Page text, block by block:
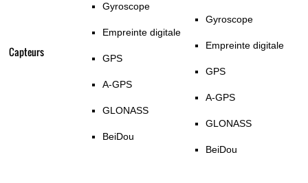
Capteurs
Gyroscope
Empreinte digitale
GPS
A-GPS
GLONASS
BeiDou
Gyroscope
Empreinte digitale
GPS
A-GPS
GLONASS
BeiDou